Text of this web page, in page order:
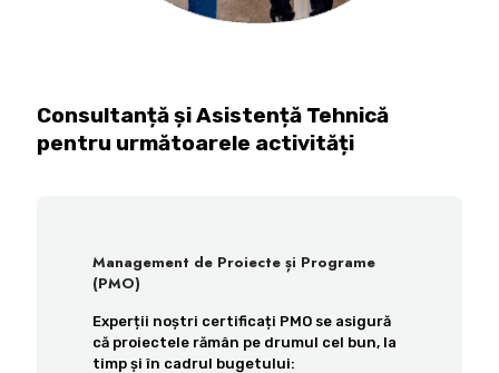
Consultanță și Asistență Tehnică
pentru următoarele activități
Management de Proiecte și Programe
(PMO)
Experții noștri certificați PMO se asigură
că proiectele rămân pe drumul cel bun, la
timp și în cadrul bugetului: